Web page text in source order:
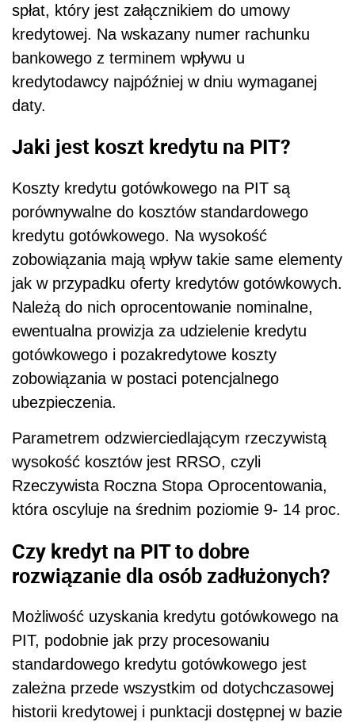
spłat, który jest załącznikiem do umowy
kredytowej. Na wskazany numer rachunku
bankowego z terminem wpływu u
kredytodawcy najpóźniej w dniu wymaganej
daty.
Jaki jest koszt kredytu na PIT?
Koszty kredytu gotówkowego na PIT są
porównywalne do kosztów standardowego
kredytu gotówkowego. Na wysokość
zobowiązania mają wpływ takie same elementy
jak w przypadku oferty kredytów gotówkowych.
Należą do nich oprocentowanie nominalne,
ewentualna prowizja za udzielenie kredytu
gotówkowego i pozakredytowe koszty
zobowiązania w postaci potencjalnego
ubezpieczenia.
Parametrem odzwierciedlającym rzeczywistą
wysokość kosztów jest RRSO, czyli
Rzeczywista Roczna Stopa Oprocentowania,
która oscyluje na średnim poziomie 9- 14 proc.
Czy kredyt na PIT to dobre
rozwiązanie dla osób zadłużonych?
Możliwość uzyskania kredytu gotówkowego na
PIT, podobnie jak przy procesowaniu
standardowego kredytu gotówkowego jest
zależna przede wszystkim od dotychczasowej
historii kredytowej i punktacji dostępnej w bazie